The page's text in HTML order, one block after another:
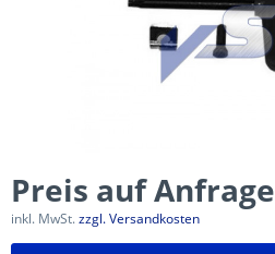
Preis auf Anfrage
inkl. MwSt.zzgl. Versandkosten